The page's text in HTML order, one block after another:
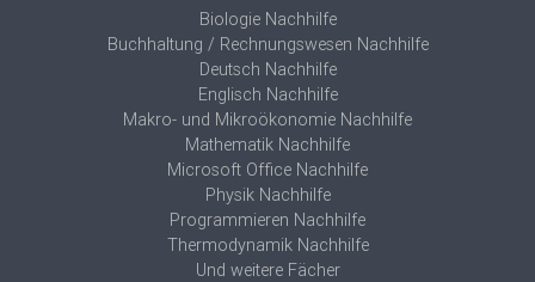
Biologie Nachhilfe
Buchhaltung / Rechnungswesen Nachhilfe
Deutsch Nachhilfe
Englisch Nachhilfe
Makro- und Mikroökonomie Nachhilfe
Mathematik Nachhilfe
Microsoft Office Nachhilfe
Physik Nachhilfe
Programmieren Nachhilfe
Thermodynamik Nachhilfe
Und weitere Fächer